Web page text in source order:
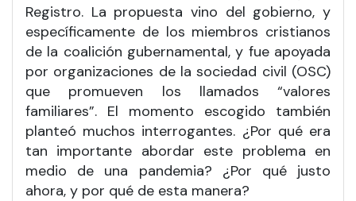
Registro. La propuesta vino del gobierno, y
específicamente de los miembros cristianos
de la coalición gubernamental, y fue apoyada
por organizaciones de la sociedad civil (OSC)
que promueven los llamados “valores
familiares”. El momento escogido también
planteó muchos interrogantes. ¿Por qué era
tan importante abordar este problema en
medio de una pandemia? ¿Por qué justo
ahora, y por qué de esta manera?